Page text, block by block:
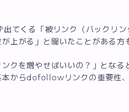
てくる「被リンク（バックリン
上がる」と聞いたことがある方
クを増やせばいいの？」となる
本からdofollowリンクの重要性